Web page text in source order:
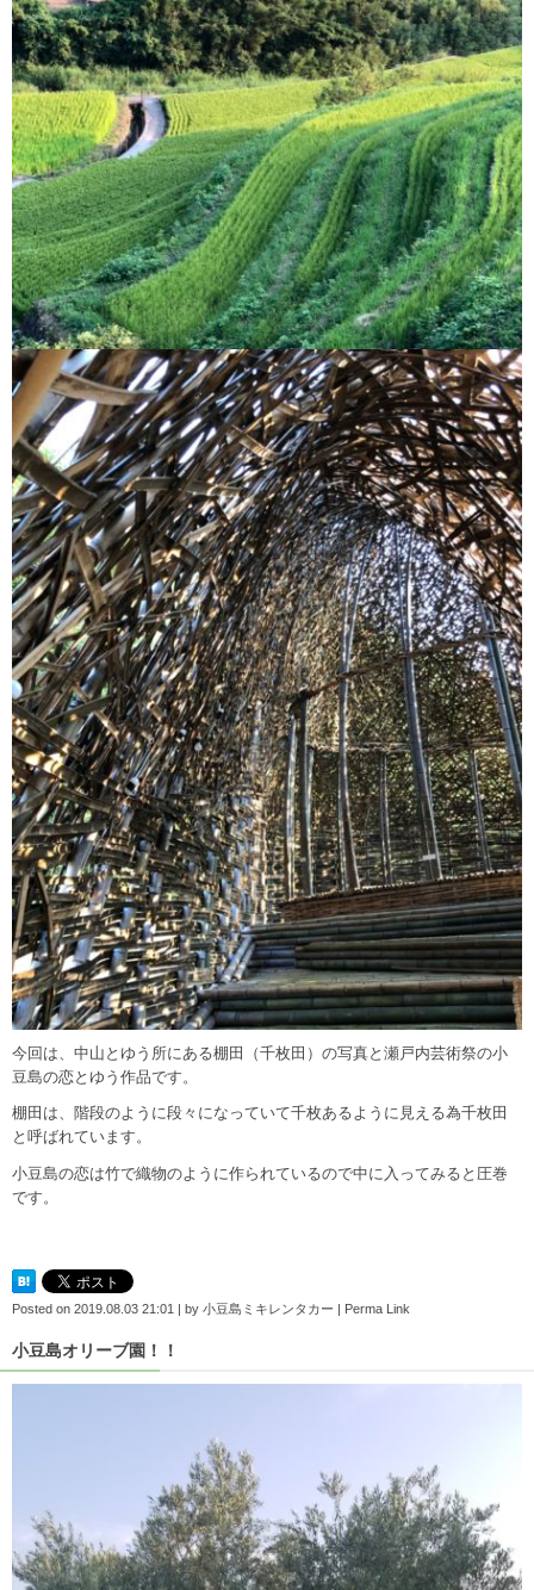
今回は、中山とゆう所にある棚田（千枚田）の写真と瀬戸内芸術祭の小
豆島の恋とゆう作品です。
棚田は、階段のように段々になっていて千枚あるように見える為千枚田
と呼ばれています。
小豆島の恋は竹で織物のように作られているので中に入ってみると圧巻
です。
Posted on 2019.08.03 21:01 | by 小豆島ミキレンタカー | Perma Link
小豆島オリーブ園！！